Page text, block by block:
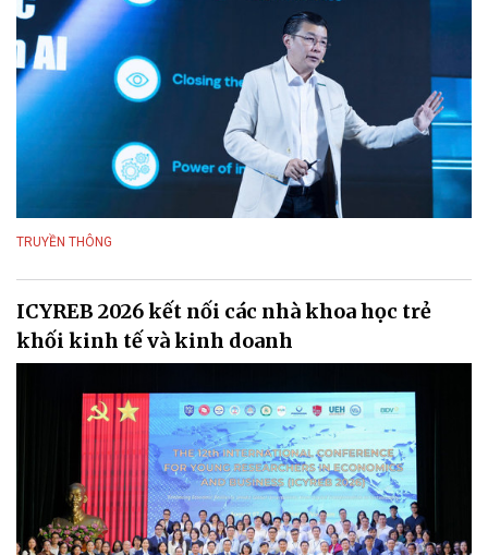
TRUYỀN THÔNG
ICYREB 2026 kết nối các nhà khoa học trẻ
khối kinh tế và kinh doanh